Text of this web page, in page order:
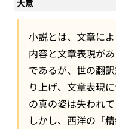
大意
小説とは、文章に
内容と文章表現が
であるが、世の翻
り上げ、文章表現
の真の姿は失われて
しかし、西洋の「